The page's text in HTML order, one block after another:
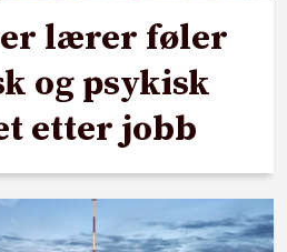
lærer føler
og psykisk
etter jobb